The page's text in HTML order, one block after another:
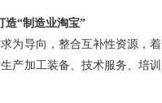
“制造业淘宝”
导向，整合互补性资源，
产加工装备、技术服务、培